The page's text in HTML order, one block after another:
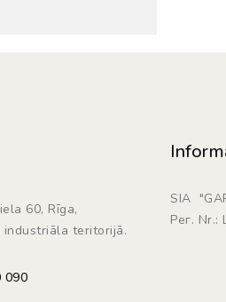
60, Rīga,
industriāla teritorijā.
090
SIA
Рег. Nr.: